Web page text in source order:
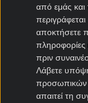
από εμάς
αποκτήσετε
πληροφορίες
πριν
Λάβετε
προσωπικών
απαιτεί τη
Παρί Σεν
Μονακό
Μαρσέιγ
Λυών